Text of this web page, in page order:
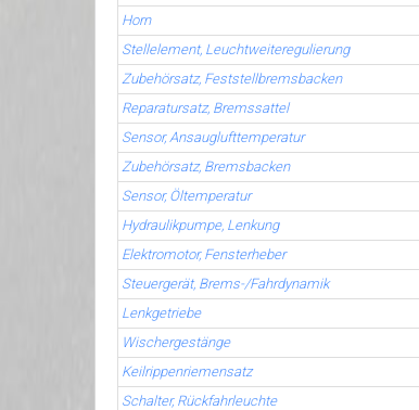
Horn
Stellelement, Leuchtweiteregulierung
Zubehörsatz, Feststellbremsbacken
Reparatursatz, Bremssattel
Sensor, Ansauglufttemperatur
Zubehörsatz, Bremsbacken
Sensor, Öltemperatur
Hydraulikpumpe, Lenkung
Elektromotor, Fensterheber
Steuergerät, Brems-/Fahrdynamik
Lenkgetriebe
Wischergestänge
Keilrippenriemensatz
Schalter, Rückfahrleuchte